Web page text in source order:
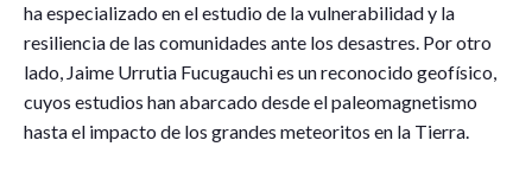
ha especializado en el estudio de la vulnerabilidad y la
resiliencia de las comunidades ante los desastres. Por otro
lado, Jaime Urrutia Fucugauchi es un reconocido geofísico,
cuyos estudios han abarcado desde el paleomagnetismo
hasta el impacto de los grandes meteoritos en la Tierra.